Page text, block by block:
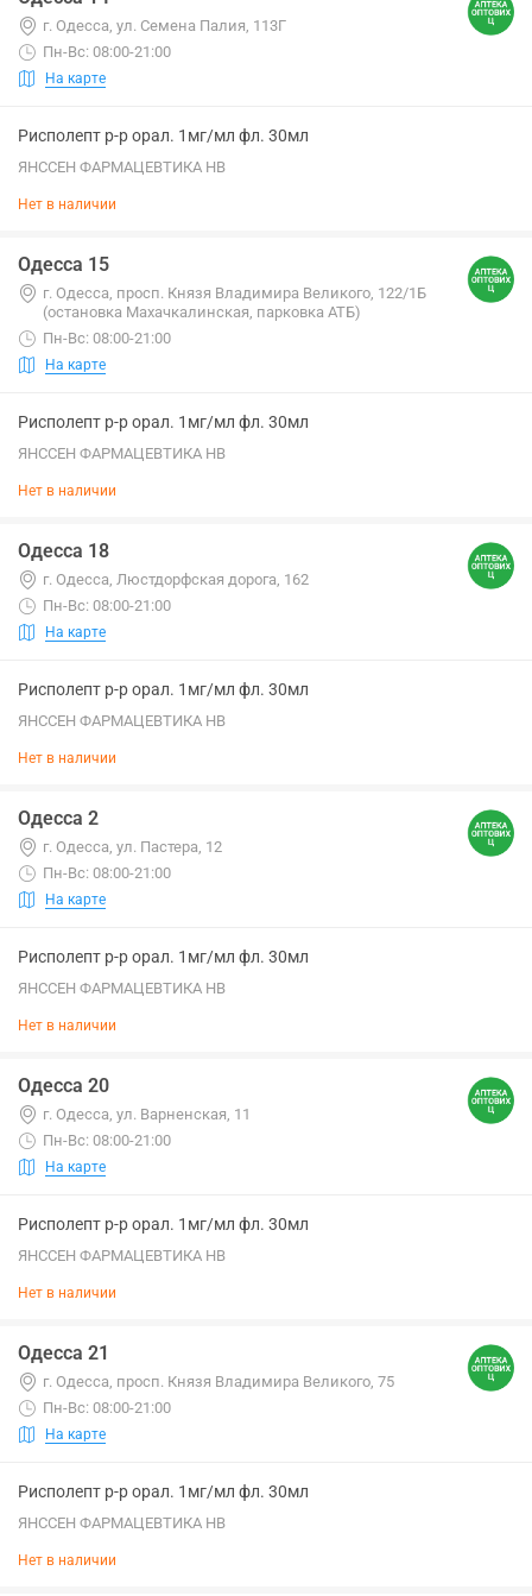
г. Одесса, ул. Семена Палия, 113Г
Пн-Вс: 08:00-21:00
На карте
Рисполепт р-р орал. 1мг/мл фл. 30мл
ЯНССЕН ФАРМАЦЕВТИКА НВ
Нет в наличии
Одесса 15
г. Одесса, просп. Князя Владимира Великого, 122/1Б
(остановка Махачкалинская, парковка АТБ)
Пн-Вс: 08:00-21:00
На карте
Рисполепт р-р орал. 1мг/мл фл. 30мл
ЯНССЕН ФАРМАЦЕВТИКА НВ
Нет в наличии
Одесса 18
г. Одесса, Люстдорфская дорога, 162
Пн-Вс: 08:00-21:00
На карте
Рисполепт р-р орал. 1мг/мл фл. 30мл
ЯНССЕН ФАРМАЦЕВТИКА НВ
Нет в наличии
Одесса 2
г. Одесса, ул. Пастера, 12
Пн-Вс: 08:00-21:00
На карте
Рисполепт р-р орал. 1мг/мл фл. 30мл
ЯНССЕН ФАРМАЦЕВТИКА НВ
Нет в наличии
Одесса 20
г. Одесса, ул. Варненская, 11
Пн-Вс: 08:00-21:00
На карте
Рисполепт р-р орал. 1мг/мл фл. 30мл
ЯНССЕН ФАРМАЦЕВТИКА НВ
Нет в наличии
Одесса 21
г. Одесса, просп. Князя Владимира Великого, 75
Пн-Вс: 08:00-21:00
На карте
Рисполепт р-р орал. 1мг/мл фл. 30мл
ЯНССЕН ФАРМАЦЕВТИКА НВ
Нет в наличии